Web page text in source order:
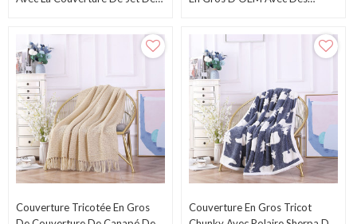
Couverture Tricotée En Gros
Couverture En Gros Tricot